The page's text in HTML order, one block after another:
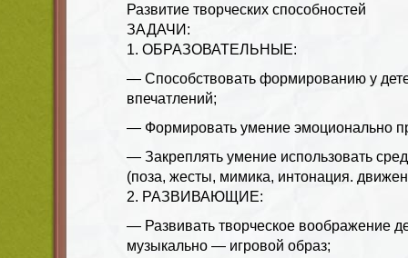
Развитие творческих способностей
ЗАДАЧИ:
1. ОБРАЗОВАТЕЛЬНЫЕ:
— Способствовать формированию у
впечатлений;
— Формировать умение эмоционально
— Закреплять умение использовать
(поза, жесты, мимика, интонация.
2. РАЗВИВАЮЩИЕ:
— Развивать творческое воображение
музыкально — игровой образ;